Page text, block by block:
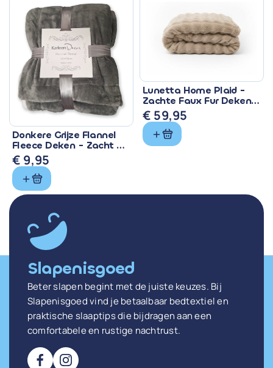
Donkere Grijze Flannel
Fleece Deken - Zacht &
Warm
€ 9,95
Lunetta Home Plaid -
Zachte Faux Fur Deken
150x200 cm
€ 59,95
Slapenisgoed
Beter slapen begint met de juiste keuzes. Bij
Slapenisgoed vind je betaalbaar bedtextiel en
praktische slaaptips die bijdragen aan een
comfortabele en rustige nachtrust.